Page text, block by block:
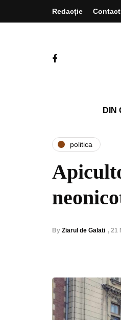
Redacție Contact
DIN
politica
By Ziarul de Galati , 21